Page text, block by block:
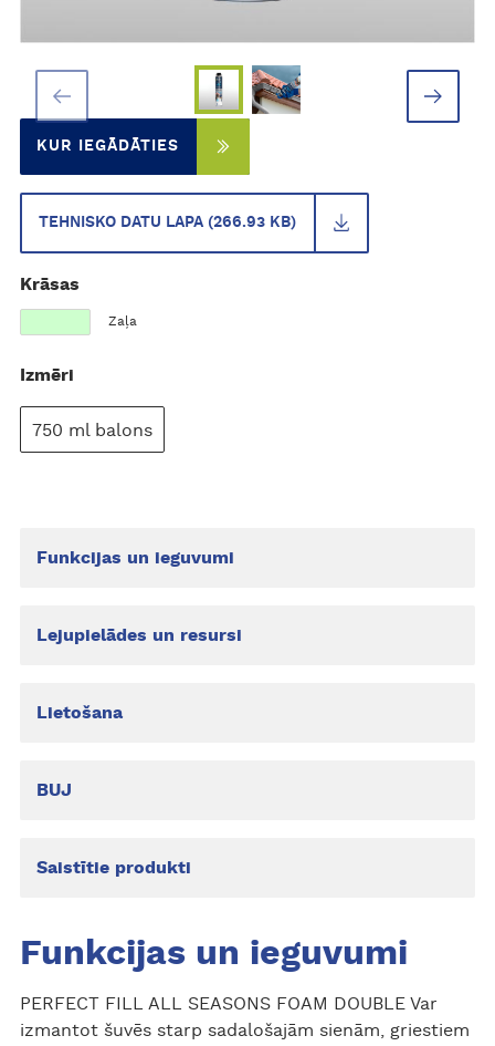
KUR IEGĀDĀTIES
TEHNISKO DATU LAPA (266.93 KB)
Krāsas
Zaļa
Izmēri
750 ml balons
Funkcijas un ieguvumi
Lejupielādes un resursi
Lietošana
BUJ
Saistītie produkti
Funkcijas un ieguvumi
PERFECT FILL ALL SEASONS FOAM DOUBLE Var
izmantot šuvēs starp sadalošajām sienām, griestiem